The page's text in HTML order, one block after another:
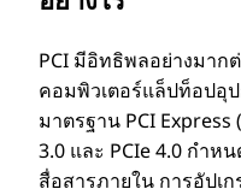
PCI มีอิทธิพลอย่างมาก
คอมพิวเตอร์แล็ปท็อปอุ
มาตรฐาน PCI Express
3.0 และ PCIe 4.0 กําห
สื่อสารภายใน การอัปเ